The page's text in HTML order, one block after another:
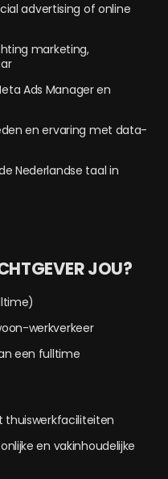
advertising of online
marketing,
Ads Manager en
en ervaring met data-
Nederlandse taal in
JOU?
werkverkeer
een fulltime
thuiswerkfaciliteiten
en vakinhoudelijke